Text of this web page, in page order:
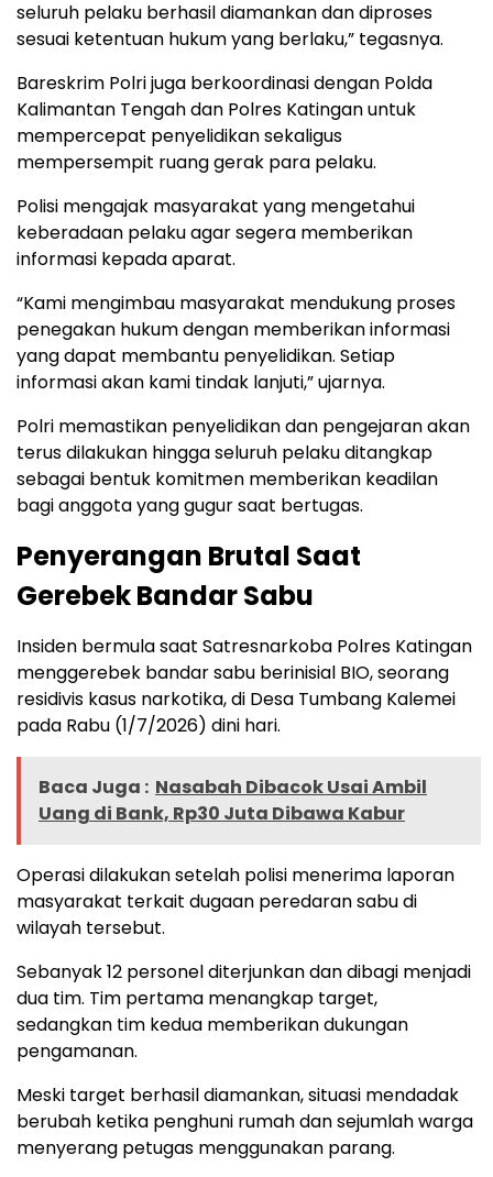
seluruh pelaku berhasil diamankan dan diproses
sesuai ketentuan hukum yang berlaku,” tegasnya.
Bareskrim Polri juga berkoordinasi dengan Polda
Kalimantan Tengah dan Polres Katingan untuk
mempercepat penyelidikan sekaligus
mempersempit ruang gerak para pelaku.
Polisi mengajak masyarakat yang mengetahui
keberadaan pelaku agar segera memberikan
informasi kepada aparat.
“Kami mengimbau masyarakat mendukung proses
penegakan hukum dengan memberikan informasi
yang dapat membantu penyelidikan. Setiap
informasi akan kami tindak lanjuti,” ujarnya.
Polri memastikan penyelidikan dan pengejaran akan
terus dilakukan hingga seluruh pelaku ditangkap
sebagai bentuk komitmen memberikan keadilan
bagi anggota yang gugur saat bertugas.
Penyerangan Brutal Saat
Gerebek Bandar Sabu
Insiden bermula saat Satresnarkoba Polres Katingan
menggerebek bandar sabu berinisial BIO, seorang
residivis kasus narkotika, di Desa Tumbang Kalemei
pada Rabu (1/7/2026) dini hari.
Baca Juga : Nasabah Dibacok Usai Ambil
Uang di Bank, Rp30 Juta Dibawa Kabur
Operasi dilakukan setelah polisi menerima laporan
masyarakat terkait dugaan peredaran sabu di
wilayah tersebut.
Sebanyak 12 personel diterjunkan dan dibagi menjadi
dua tim. Tim pertama menangkap target,
sedangkan tim kedua memberikan dukungan
pengamanan.
Meski target berhasil diamankan, situasi mendadak
berubah ketika penghuni rumah dan sejumlah warga
menyerang petugas menggunakan parang.